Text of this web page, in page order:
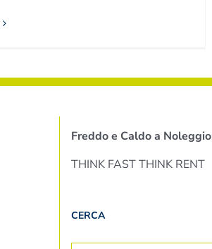
Freddo e Caldo a Noleggio
THINK FAST THINK RENT
CERCA